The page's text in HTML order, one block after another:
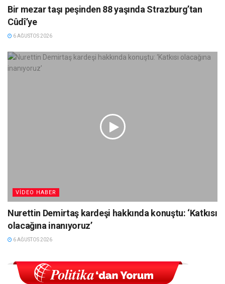
Bir mezar taşı peşinden 88 yaşında Strazburg’tan
Cûdî’ye
6 AĞUSTOS 2026
VIDEO HABER
Nurettin Demirtaş kardeşi hakkında konuştu: ‘Katkısı
olacağına inanıyoruz’
6 AĞUSTOS 2026